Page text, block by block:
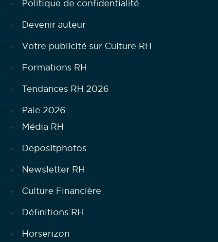
Politique de confidentialité
Devenir auteur
Votre publicité sur Culture RH
Formations RH
Tendances RH 2026
Paie 2026
Média RH
Depositphotos
Newsletter RH
Culture Financière
Définitions RH
Horserizon